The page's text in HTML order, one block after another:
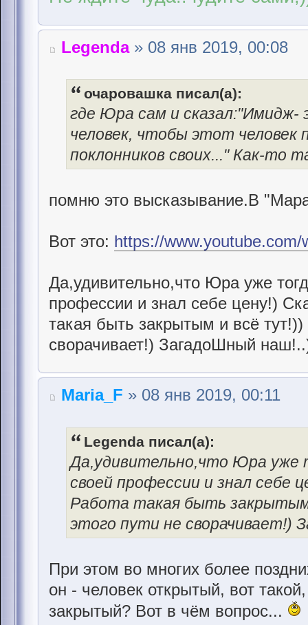
Legenda» 08 янв 2019, 00:08
очаровашка писал(а):
где Юра сам и
человек, чтобы этот человек
поклонников своих..." Как-то
помню это высказывание.В
Вот это: https://
Да,удивительно,что Юра уже
профессии и знал себе цену!)
такая быть закрытым и всё
сворачивает!) ЗагадоШный
Maria_F » 08 янв 2019, 00:11
Legenda писал(а):
Да,удивительно,что Юра уже
своей профессии и знал себе
Работа такая быть
этого пути не сворачивает!)
При этом во многих более
он - человек открытый, вот
закрытый? Вот в чём вопрос...